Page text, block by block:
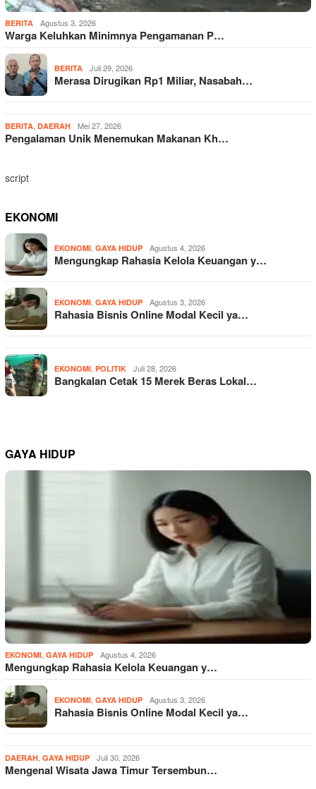
BERITA Agustus 3, 2026
Warga Keluhkan Minimnya Pengamanan P…
BERITA Juli 29, 2026
Merasa Dirugikan Rp1 Miliar, Nasabah…
BERITA DAERAH Mei 27, 2026
Pengalaman Unik Menemukan Makanan Kh…
script
EKONOMI
EKONOMI GAYA HIDUP Agustus 4, 2026
Mengungkap Rahasia Kelola Keuangan y…
EKONOMI GAYA HIDUP Agustus 3, 2026
Rahasia Bisnis Online Modal Kecil ya…
EKONOMI POLITIK Juli 28, 2026
Bangkalan Cetak 15 Merek Beras Lokal…
GAYA HIDUP
EKONOMI GAYA HIDUP Agustus 4, 2026
Mengungkap Rahasia Kelola Keuangan y…
EKONOMI GAYA HIDUP Agustus 3, 2026
Rahasia Bisnis Online Modal Kecil ya…
DAERAH GAYA HIDUP Juli 30, 2026
Mengenal Wisata Jawa Timur Tersembun…